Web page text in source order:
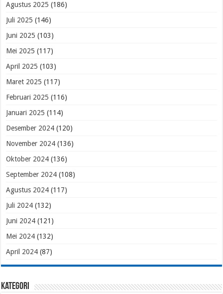
Agustus 2025 (186)
Juli 2025 (146)
Juni 2025 (103)
Mei 2025 (117)
April 2025 (103)
Maret 2025 (117)
Februari 2025 (116)
Januari 2025 (114)
Desember 2024 (120)
November 2024 (136)
Oktober 2024 (136)
September 2024 (108)
Agustus 2024 (117)
Juli 2024 (132)
Juni 2024 (121)
Mei 2024 (132)
April 2024 (87)
Kategori